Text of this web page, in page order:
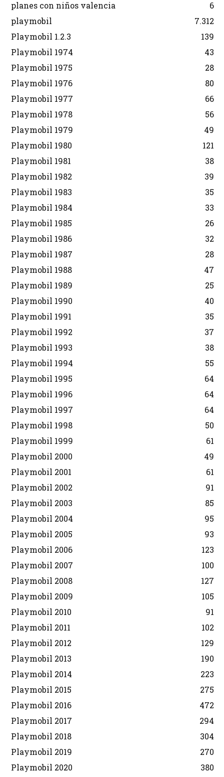
planes con niños valencia
6
playmobil
7.312
Playmobil 1.2.3
139
Playmobil 1974
43
Playmobil 1975
28
Playmobil 1976
80
Playmobil 1977
66
Playmobil 1978
56
Playmobil 1979
49
Playmobil 1980
121
Playmobil 1981
38
Playmobil 1982
39
Playmobil 1983
35
Playmobil 1984
33
Playmobil 1985
26
Playmobil 1986
32
Playmobil 1987
28
Playmobil 1988
47
Playmobil 1989
25
Playmobil 1990
40
Playmobil 1991
35
Playmobil 1992
37
Playmobil 1993
38
Playmobil 1994
55
Playmobil 1995
64
Playmobil 1996
64
Playmobil 1997
64
Playmobil 1998
50
Playmobil 1999
61
Playmobil 2000
49
Playmobil 2001
61
Playmobil 2002
91
Playmobil 2003
85
Playmobil 2004
95
Playmobil 2005
93
Playmobil 2006
123
Playmobil 2007
100
Playmobil 2008
127
Playmobil 2009
105
Playmobil 2010
91
Playmobil 2011
102
Playmobil 2012
129
Playmobil 2013
190
Playmobil 2014
223
Playmobil 2015
275
Playmobil 2016
472
Playmobil 2017
294
Playmobil 2018
304
Playmobil 2019
270
Playmobil 2020
380